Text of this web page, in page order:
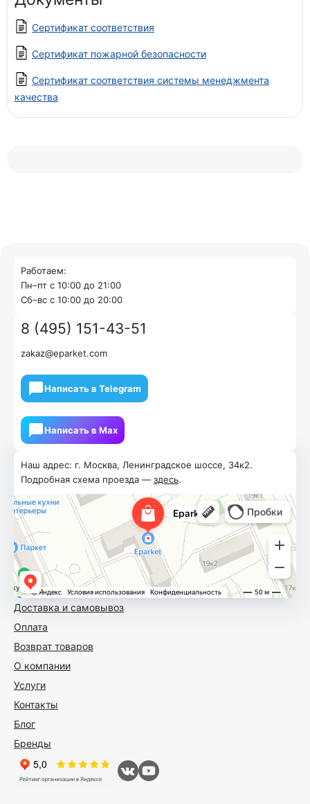
Сертификат соответствия
Сертификат пожарной безопасности
Сертификат соответствия системы менеджмента
качества
Доставка и самовывоз
Оплата
Возврат товаров
О компании
Услуги
Контакты
Блог
Бренды
Наш адрес: г. Москва, Ленинградское шоссе, 34к2.
Подробная схема проезда — здесь.
Работаем:
Пн–пт с 10:00 до 21:00
Cб–вс с 10:00 до 20:00
8 (495) 151-43-51
zakaz@eparket.com
Написать в Telegram
Написать в Мах